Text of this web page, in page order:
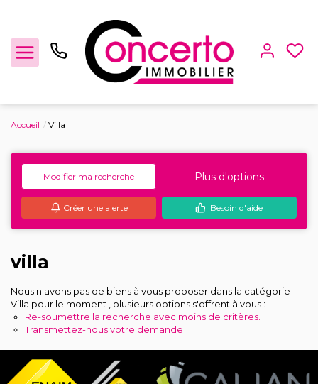
Location
Gestion locative
Locaux Professionnels
Estimation
Recrutement
Notre agence
Accueil Villa
Modifier ma recherche Plus d'options
Créer une alerte Besoin d'aide
villa
Nous n'avons pas de biens à vous proposer dans la catégorie
Villa pour le moment , plusieurs options s'offrent à vous :
Re-soumettre la recherche avec moins de critères.
Transmettez-nous votre demande